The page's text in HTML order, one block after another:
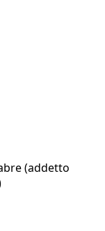
(addetto